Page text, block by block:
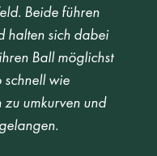
Beide führen
halten sich dabei
Ball möglichst
schnell wie
zu umkurven und